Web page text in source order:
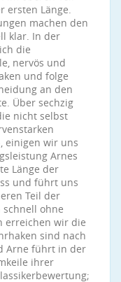
ersten Länge.
machen den
klar. In der
die
nervös und
und folge
an den
Über sechzig
nicht selbst
einigen wir uns
Arnes
Länge der
und führt uns
Teil der
schnell ohne
erreichen wir die
sind nach
Arne führt in der
ihrer